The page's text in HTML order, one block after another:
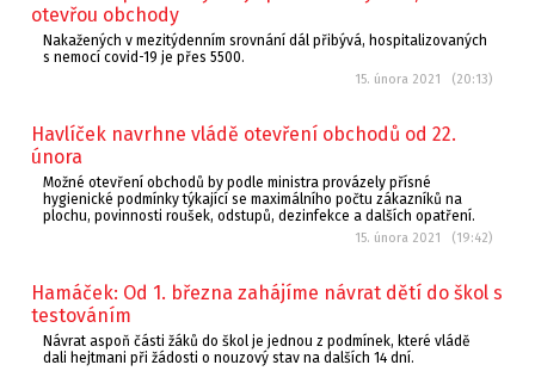
otevřou obchody
Nakažených v mezitýdenním srovnání dál přibývá, hospitalizovaných
s nemocí covid-19 je přes 5500.
15. února 2021 (20:13)
Havlíček navrhne vládě otevření obchodů od 22.
února
Možné otevření obchodů by podle ministra provázely přísné
hygienické podmínky týkající se maximálního počtu zákazníků na
plochu, povinnosti roušek, odstupů, dezinfekce a dalších opatření.
15. února 2021 (19:42)
Hamáček: Od 1. března zahájíme návrat dětí do škol s
testováním
Návrat aspoň části žáků do škol je jednou z podmínek, které vládě
dali hejtmani při žádosti o nouzový stav na dalších 14 dní.